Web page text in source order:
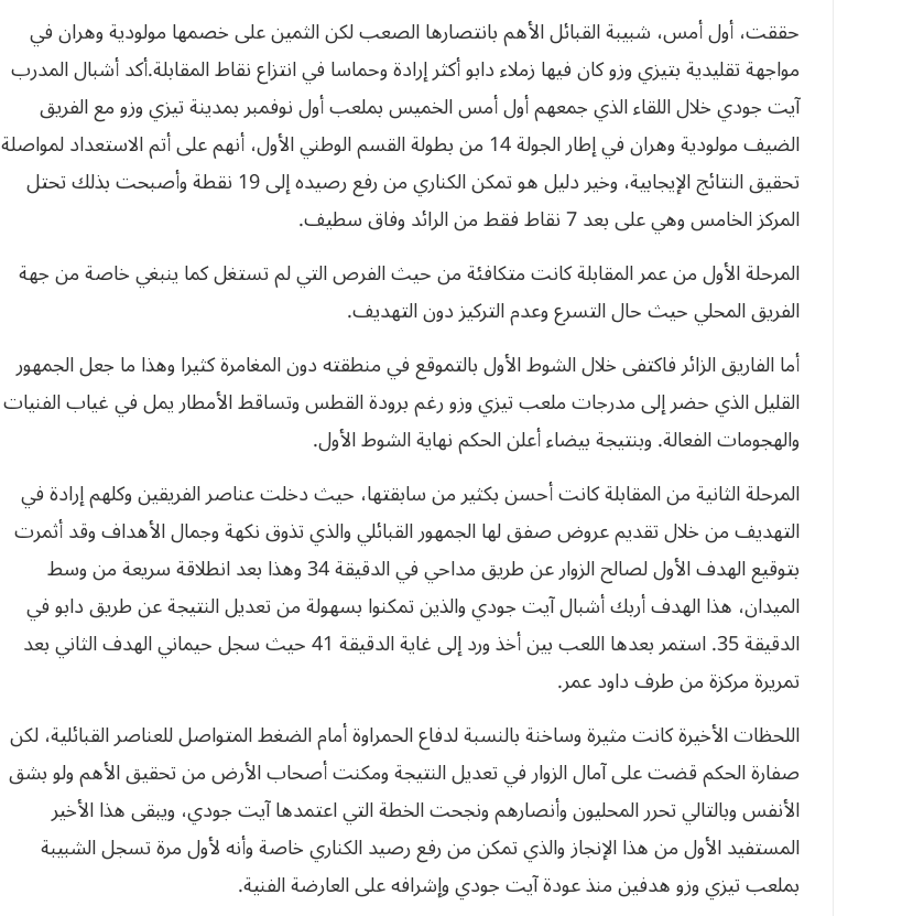
‬مواجهة‮ ‬تقليدية‮ ‬بتيزي‮ ‬وزو‮ ‬كان‮ ‬فيها‮ ‬زملاء‮ ‬دابو‮ ‬أكثر‮ ‬إرادة‮ ‬وحماسا‮ ‬في‮ ‬انتزاع‮ ‬نقاط‮ ‬المقابلة‮.‬أكد أشبال المدرب
آيت جودي خلال اللقاء الذي جمعهم أول أمس الخميس بملعب أول نوفمبر بمدينة تيزي وزو مع الفريق
الضيف مولودية وهران في إطار الجولة 14 من بطولة القسم الوطني الأول، أنهم على أتم الاستعداد لمواصلة
‬المركز‮ ‬الخامس‮ ‬وهي‮ ‬على‮ ‬بعد‮ ‬7‮ ‬نقاط‮ ‬فقط‮ ‬من‮ ‬الرائد‮ ‬وفاق‮ ‬سطيف‮.‬
المرحلة‮ ‬الأول‮ ‬من‮ ‬عمر‮ ‬المقابلة‮ ‬كانت‮ ‬متكافئة‮ ‬من‮ ‬حيث‮ ‬الفرص‮ ‬التي‮ ‬لم‮ ‬تستغل‮ ‬كما‮ ‬ينبغي‮ ‬خاصة‮ ‬من‮ ‬جهة‮
‬الفريق‮ ‬المحلي‮ ‬حيث‮ ‬حال‮ ‬التسرع‮ ‬وعدم‮ ‬التركيز‮ ‬دون‮ ‬التهديف‮.‬
أما الفاريق الزائر فاكتفى خلال الشوط الأول بالتموقع في منطقته دون المغامرة كثيرا وهذا ما جعل الجمهور
القليل الذي حضر إلى مدرجات ملعب تيزي وزو رغم برودة القطس وتساقط الأمطار يمل في غياب الفنيات
والهجومات الفعالة. وبنتيجة بيضاء أعلن الحكم نهاية الشوط الأول.
المرحلة الثانية من المقابلة كانت أحسن بكثير من سابقتها، حيث دخلت عناصر الفريقين وكلهم إرادة في
التهديف من خلال تقديم عروض صفق لها الجمهور القبائلي والذي تذوق نكهة وجمال الأهداف وقد أثمرت
بتوقيع الهدف الأول لصالح الزوار عن طريق مداحي في الدقيقة 34 وهذا بعد انطلاقة سريعة من وسط
الميدان، هذا الهدف أربك أشبال آيت جودي والذين تمكنوا بسهولة من تعديل النتيجة عن طريق دابو في
الدقيقة 35. استمر بعدها اللعب بين أخذ ورد إلى غاية الدقيقة 41 حيث سجل حيماني الهدف الثاني بعد
تمريرة مركزة من طرف داود عمر.
اللحظات الأخيرة كانت مثيرة وساخنة بالنسبة لدفاع الحمراوة أمام الضغط المتواصل للعناصر القبائلية، لكن
صفارة الحكم قضت على آمال الزوار في تعديل النتيجة ومكنت أصحاب الأرض من تحقيق الأهم ولو بشق
الأنفس وبالتالي تحرر المحليون وأنصارهم ونجحت الخطة التي اعتمدها آيت‮ ‬جودي،‮ ‬ويبقى‮ ‬هذا‮ ‬الأخير‮
‬المستفيد‮ ‬الأول‮ ‬من‮ ‬هذا‮ ‬الإنجاز‮ ‬والذي‮ ‬تمكن‮ ‬من‮ ‬رفع‮ ‬رصيد‮ ‬الكناري‮ ‬خاصة‮ ‬وأنه‮ ‬لأول‮ ‬مرة‮ ‬تسجل‮ ‬الشبيبة‮
‬بملعب‮ ‬تيزي‮ ‬وزو‮ ‬هدفين‮ ‬منذ‮ ‬عودة‮ ‬آيت‮ ‬جودي‮ ‬وإشرافه‮ ‬على‮ ‬العارضة‮ ‬الفنية‮.‬